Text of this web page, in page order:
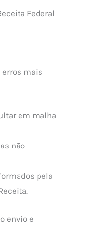
Federal
erros mais
em malha
não
pela
envio e